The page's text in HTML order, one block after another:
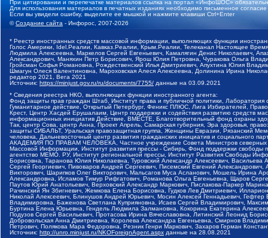
При цитировании и перепечатке материалов ссылка на портал «ИнфоШОС»
Для использования материалов в печатных изданиях необходимо письменное
Если вы увидели ошибку, выделите ее мышкой и нажмите клавиши Ctrl+Enter
©Создание сайта - Инфорос, 2007-2026
* Реестр иностранных средств массовой информации, выполняющих функции
Голос Америки, Idel.Реалии, Кавказ.Реалии, Крым.Реалии, Телеканал Настоящее
Людмила Алексеевна, Маркелов Сергей Евгеньевич, Камалягин Денис Николаевич,
Александрович, Маняхин Петр Борисович, Ярош Юлия Петровна, Чуракова Ольга
Гройсман Софья Романовна, Рождественский Илья Дмитриевич, Апухтина Юлия
Шмагун Олеся Валентиновна, Мароховская Алеся Алексеевна, Долинина Ирина
редактор 2021, Вега 2021
Источник: https://minjust.gov.ru/ru/documents/7755/ данные на 03.09.2021
* Сведения реестра НКО, выполняющих функции иностранного агента:
Фонд защиты прав граждан Штаб, Институт права и публичной политики,
Гуманитарное действие, Открытый Петербург, Феникс ПЛЮС, Лига Избирателей,
Крест, Центр Хасдей Ерушалаим, Центр поддержки и содействия развитию средств
информационных инициатив Действие, ВМЕСТЕ, Благотворительный фонд охраны
Так, центр Сова, центр Анна, Проект Апрель, Самарская губерния, Эра здоровья,
защиты СИБАЛЬТ, Уральская правозащитная группа, Женщины Евразии, Рязанский
человека, Дальневосточный центр развития гражданских инициатив и социального
АКАДЕМИЯ ПО ПРАВАМ ЧЕЛОВЕКА, Частное учреждение Совета Министров северных
Массовой Информации, Институт развития прессы - Сибирь, Фонд поддержки
агентство МЕМО. РУ, Институт региональной прессы, Институт Развития Свободы
Борисовна, Таранова Юлия Николаевна, Туровский Александр Алексеевич,
Сергей Георгиевич, Пивоваров Андрей Сергеевич, Писемский Евгений
Викторович, Шарипков Олег Викторович, Мальсагов Муса Асланович, Мошель Ирина
Александровна, Исламов Тимур Рифгатович, Романова Ольга Евгеньевна, Щаров
Паутов Юрий Анатольевич, Верховский Александр Маркович, Пислакова-Паркер
Рачинский Ян Збигневич, Жемкова Елена Борисовна, Гудков Лев Дмитриевич,
Николай Алексеевич, Блинушов Андрей Юрьевич, Мосин Алексей Геннадьевич,
Владимировна, Баженова Светлана Куприяновна, Исаев Сергей Владимирович,
Буртина Елена Юрьевна, Гендель Людмила Залмановна, Кокорина Екатерина
Подузов Сергей Васильевич, Протасова Ирина Вячеславовна, Литинский Леонид
Добровольская Анна Дмитриевна, Королева Александра Евгеньевна, Смирнов
Петрович, Полякова Мара Федоровна, Резник Генри Маркович, Захаров Герман
Источник: http://unro.minjust.ru/NKOForeignAgent.aspx данные на 28.08.2021